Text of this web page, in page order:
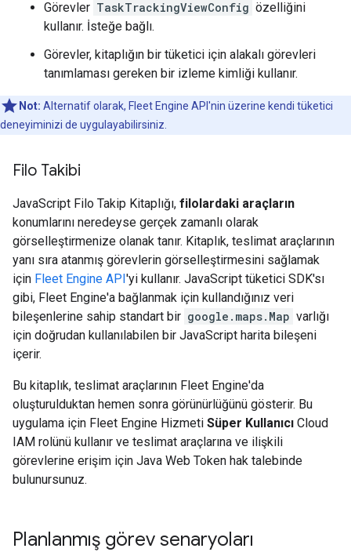
Görevler TaskTrackingViewConfig özelliğini
kullanır. İsteğe bağlı.
Görevler, kitaplığın bir tüketici için alakalı görevleri
tanımlaması gereken bir izleme kimliği kullanır.
Not: Alternatif olarak, Fleet Engine API'nin üzerine kendi tüketici
deneyiminizi de uygulayabilirsiniz.
Filo Takibi
JavaScript Filo Takip Kitaplığı, filolardaki araçların
konumlarını neredeyse gerçek zamanlı olarak
görselleştirmenize olanak tanır. Kitaplık, teslimat araçlarının
yanı sıra atanmış görevlerin görselleştirmesini sağlamak
için Fleet Engine API'yi kullanır. JavaScript tüketici SDK'sı
gibi, Fleet Engine'a bağlanmak için kullandığınız veri
bileşenlerine sahip standart bir google.maps.Map varlığı
için doğrudan kullanılabilen bir JavaScript harita bileşeni
içerir.
Bu kitaplık, teslimat araçlarının Fleet Engine'da
oluşturulduktan hemen sonra görünürlüğünü gösterir. Bu
uygulama için Fleet Engine Hizmeti Süper Kullanıcı Cloud
IAM rolünü kullanır ve teslimat araçlarına ve ilişkili
görevlerine erişim için Java Web Token hak talebinde
bulunursunuz.
Planlanmış görev senaryoları